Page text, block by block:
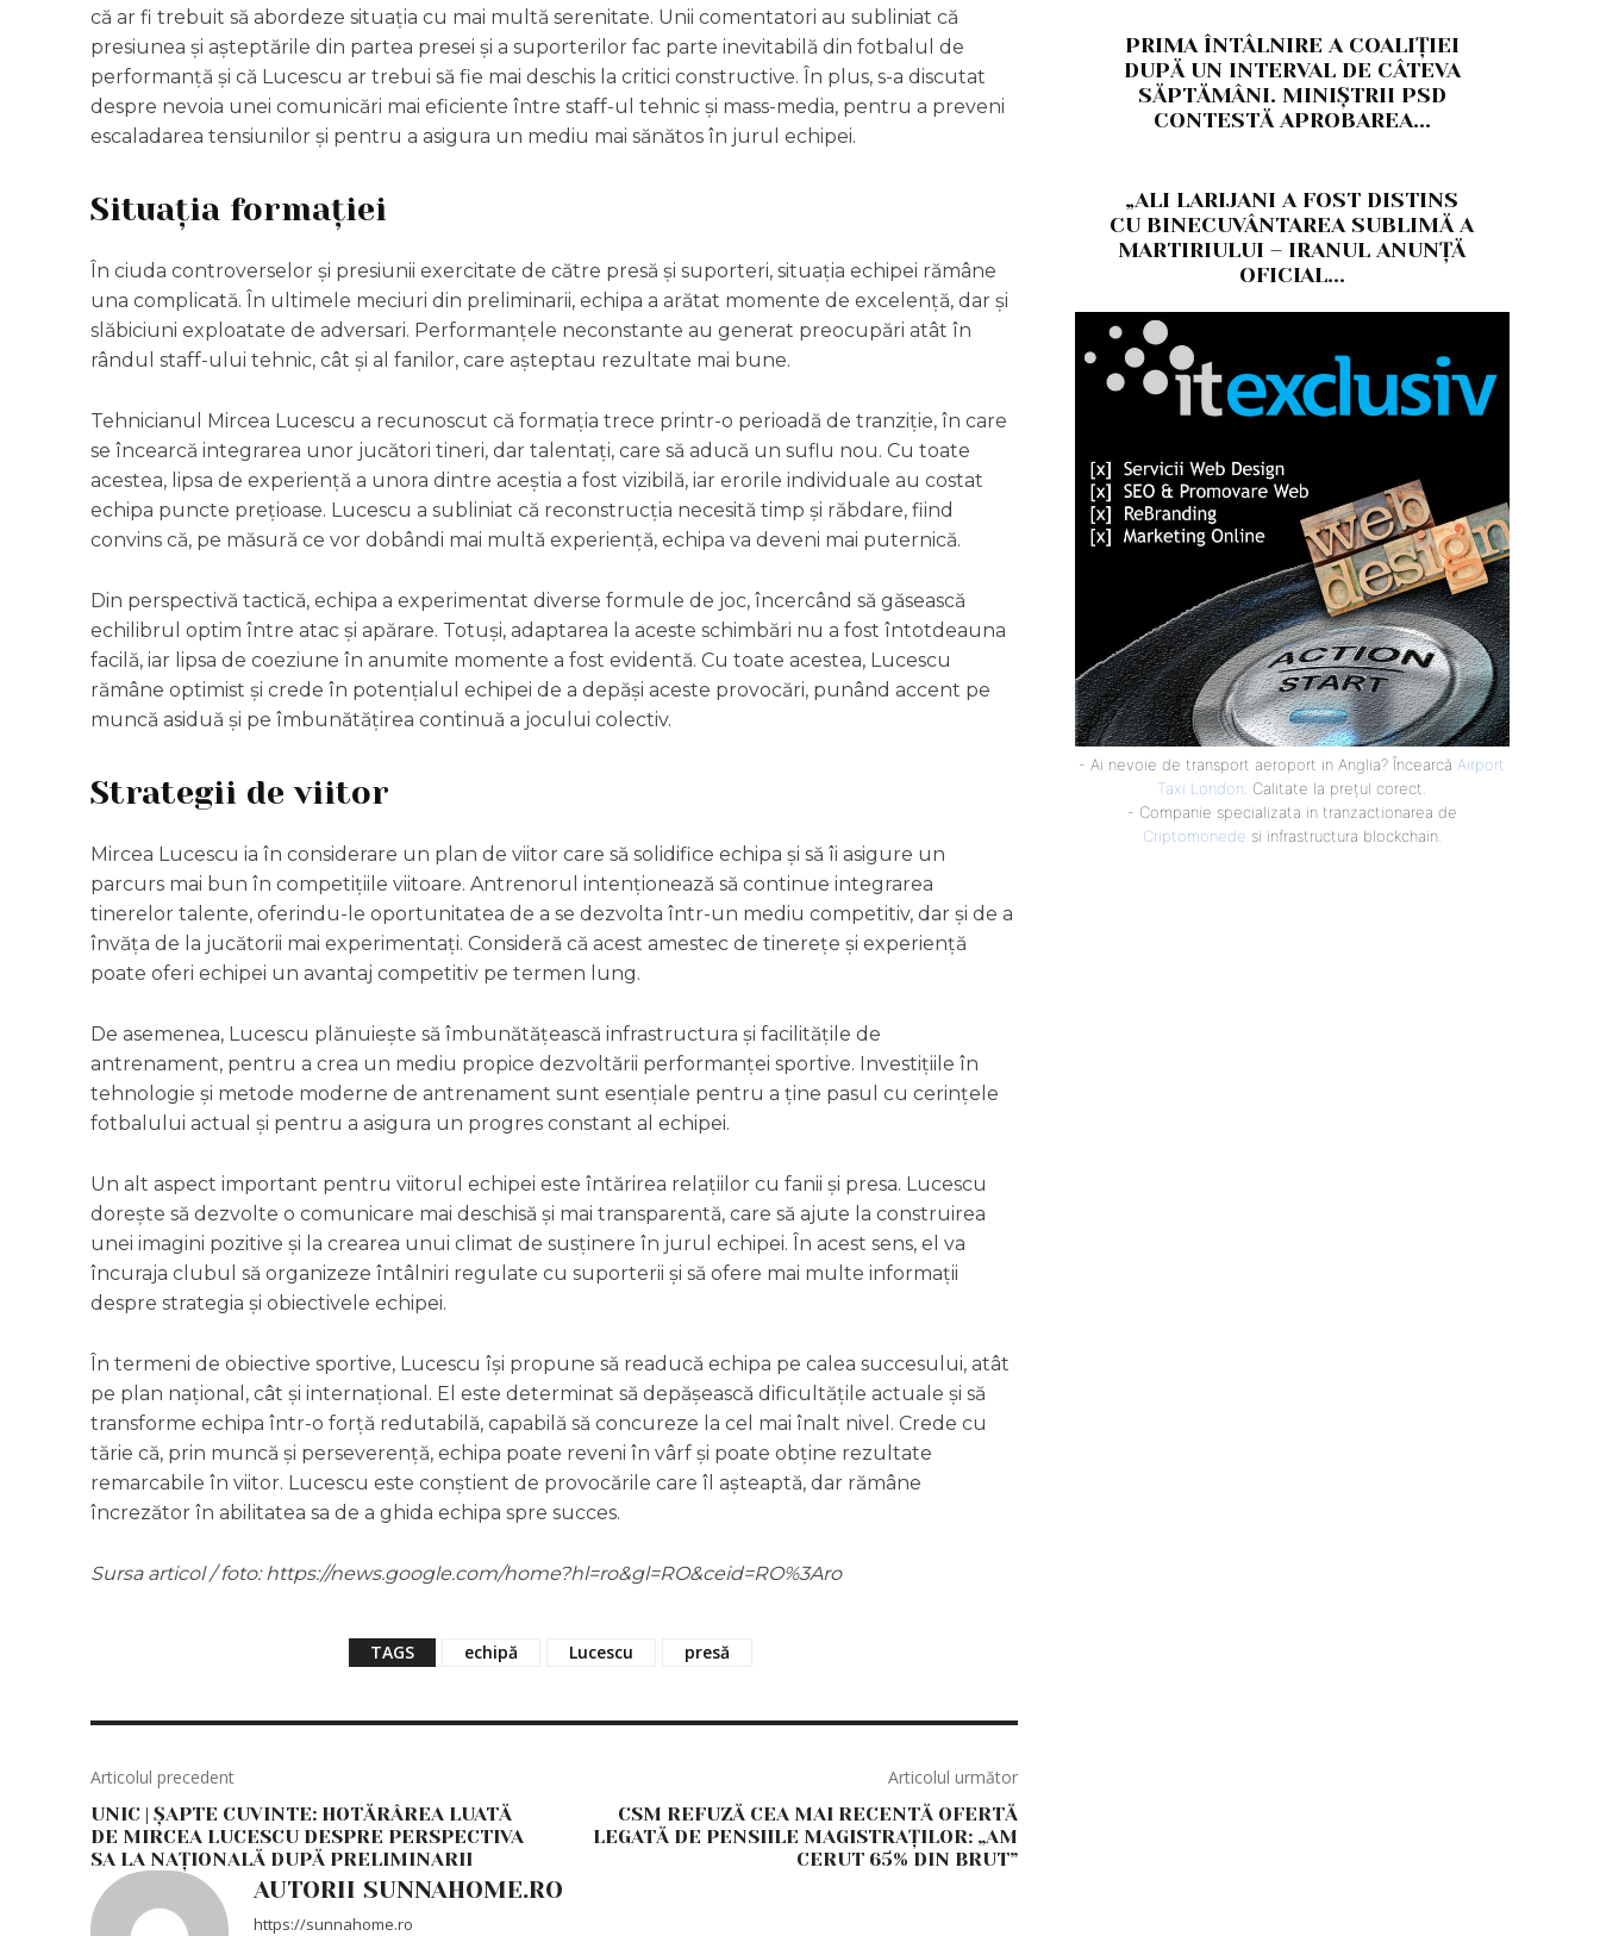
că ar fi trebuit să abordeze situația cu mai multă serenitate. Unii comentatori au subliniat că
presiunea și așteptările din partea presei și a suporterilor fac parte inevitabilă din fotbalul de
performanță și că Lucescu ar trebui să fie mai deschis la critici constructive. În plus, s-a discutat
despre nevoia unei comunicări mai eficiente între staff-ul tehnic și mass-media, pentru a preveni
escaladarea tensiunilor și pentru a asigura un mediu mai sănătos în jurul echipei.
Situația formației
În ciuda controverselor și presiunii exercitate de către presă și suporteri, situația echipei rămâne
una complicată. În ultimele meciuri din preliminarii, echipa a arătat momente de excelență, dar și
slăbiciuni exploatate de adversari. Performanțele neconstante au generat preocupări atât în
rândul staff-ului tehnic, cât și al fanilor, care așteptau rezultate mai bune.
Tehnicianul Mircea Lucescu a recunoscut că formația trece printr-o perioadă de tranziție, în care
se încearcă integrarea unor jucători tineri, dar talentați, care să aducă un suflu nou. Cu toate
acestea, lipsa de experiență a unora dintre aceștia a fost vizibilă, iar erorile individuale au costat
echipa puncte prețioase. Lucescu a subliniat că reconstrucția necesită timp și răbdare, fiind
convins că, pe măsură ce vor dobândi mai multă experiență, echipa va deveni mai puternică.
Din perspectivă tactică, echipa a experimentat diverse formule de joc, încercând să găsească
echilibrul optim între atac și apărare. Totuși, adaptarea la aceste schimbări nu a fost întotdeauna
facilă, iar lipsa de coeziune în anumite momente a fost evidentă. Cu toate acestea, Lucescu
rămâne optimist și crede în potențialul echipei de a depăși aceste provocări, punând accent pe
muncă asiduă și pe îmbunătățirea continuă a jocului colectiv.
Strategii de viitor
Mircea Lucescu ia în considerare un plan de viitor care să solidifice echipa și să îi asigure un
parcurs mai bun în competițiile viitoare. Antrenorul intenționează să continue integrarea
tinerelor talente, oferindu-le oportunitatea de a se dezvolta într-un mediu competitiv, dar și de a
învăța de la jucătorii mai experimentați. Consideră că acest amestec de tinerețe și experiență
poate oferi echipei un avantaj competitiv pe termen lung.
De asemenea, Lucescu plănuiește să îmbunătățească infrastructura și facilitățile de
antrenament, pentru a crea un mediu propice dezvoltării performanței sportive. Investițiile în
tehnologie și metode moderne de antrenament sunt esențiale pentru a ține pasul cu cerințele
fotbalului actual și pentru a asigura un progres constant al echipei.
Un alt aspect important pentru viitorul echipei este întărirea relațiilor cu fanii și presa. Lucescu
dorește să dezvolte o comunicare mai deschisă și mai transparentă, care să ajute la construirea
unei imagini pozitive și la crearea unui climat de susținere în jurul echipei. În acest sens, el va
încuraja clubul să organizeze întâlniri regulate cu suporterii și să ofere mai multe informații
despre strategia și obiectivele echipei.
În termeni de obiective sportive, Lucescu își propune să readucă echipa pe calea succesului, atât
pe plan național, cât și internațional. El este determinat să depășească dificultățile actuale și să
transforme echipa într-o forță redutabilă, capabilă să concureze la cel mai înalt nivel. Crede cu
tărie că, prin muncă și perseverență, echipa poate reveni în vârf și poate obține rezultate
remarcabile în viitor. Lucescu este conștient de provocările care îl așteaptă, dar rămâne
încrezător în abilitatea sa de a ghida echipa spre succes.
Sursa articol / foto: https://news.google.com/home?hl=ro&gl=RO&ceid=RO%3Aro
TAGS echipă Lucescu presă
Articolul precedent
UNIC | ȘAPTE CUVINTE: HOTĂRÂREA LUATĂ
DE MIRCEA LUCESCU DESPRE PERSPECTIVA
SA LA NAȚIONALĂ DUPĂ PRELIMINARII
Articolul următor
CSM REFUZĂ CEA MAI RECENTĂ OFERTĂ
LEGATĂ DE PENSIILE MAGISTRAȚILOR: „AM
CERUT 65% DIN BRUT”
AUTORII SUNNAHOME.RO
https://sunnahome.ro
PRIMA ÎNTÂLNIRE A COALIȚIEI
DUPĂ UN INTERVAL DE CÂTEVA
SĂPTĂMÂNI. MINIȘTRII PSD
CONTESTĂ APROBAREA...
„ALI LARIJANI A FOST DISTINS
CU BINECUVÂNTAREA SUBLIMĂ A
MARTIRIULUI – IRANUL ANUNȚĂ
OFICIAL...
- Ai nevoie de transport aeroport in Anglia? ÎncearcăAirport
Taxi London. Calitate la prețul corect.
- Companie specializata in tranzactionarea de
Criptomonede si infrastructura blockchain.